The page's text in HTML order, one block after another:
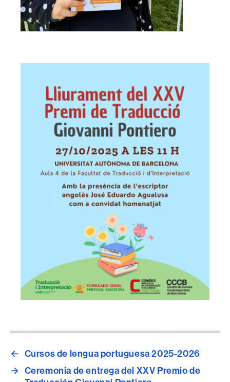
← Cursos de lengua portuguesa 2025-2026
→ Ceremonia de entrega del XXV Premio de